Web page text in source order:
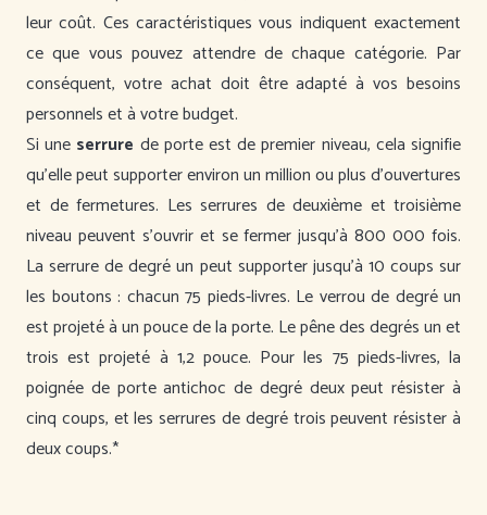
leur coût. Ces caractéristiques vous indiquent exactement
ce que vous pouvez attendre de chaque catégorie. Par
conséquent, votre achat doit être adapté à vos besoins
personnels et à votre budget.
Si une serrure de porte est de premier niveau, cela signifie
qu’elle peut supporter environ un million ou plus d’ouvertures
et de fermetures. Les serrures de deuxième et troisième
niveau peuvent s’ouvrir et se fermer jusqu’à 800 000 fois.
La serrure de degré un peut supporter jusqu’à 10 coups sur
les boutons : chacun 75 pieds-livres. Le verrou de degré un
est projeté à un pouce de la porte. Le pêne des degrés un et
trois est projeté à 1,2 pouce. Pour les 75 pieds-livres, la
poignée de porte antichoc de degré deux peut résister à
cinq coups, et les serrures de degré trois peuvent résister à
deux coups.*